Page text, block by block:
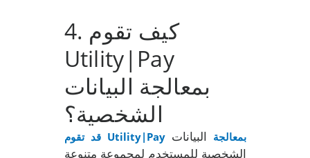
4. كيف تقوم
Utility|Pay
بمعالجة البيانات
الشخصية؟
قد تقوم Utility|Pay بمعالجة البيانات
الشخصية للمستخدم لمجموعة متنوعة